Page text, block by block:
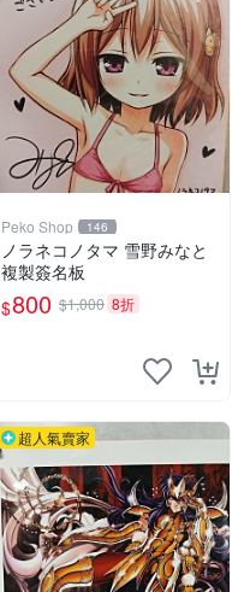
Peko Shop 146
ノラネコノタマ 雪野みなと
複製簽名板
$800 $1,000 8折
超人氣賣家